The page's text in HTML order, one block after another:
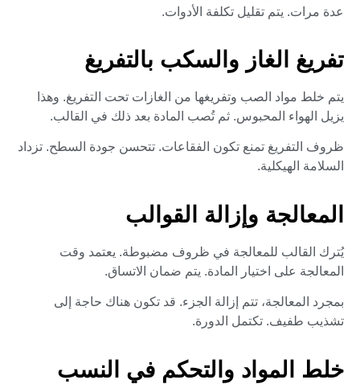
عدة مرات. يتم تقليل تكلفة الأدوات.
تفريغ الغاز والسكب بالتفريغ
يتم خلط مواد الصب وتفريغها من الغازات تحت التفريغ. وهذا
يزيل الهواء المحبوس. ثم تُصب المادة بعد ذلك في القالب.
ظروف التفريغ تمنع تكون الفقاعات. تتحسن جودة السطح. تزداد
السلامة الهيكلية.
المعالجة وإزالة القوالب
يُترك القالب للمعالجة في ظروف مضبوطة. يعتمد وقت
المعالجة على اختيار المادة. يتم ضمان الاتساق.
بمجرد المعالجة، تتم إزالة الجزء. قد تكون هناك حاجة إلى
تشذيب طفيف. تكتمل الدورة.
خلط المواد والتحكم في النسب